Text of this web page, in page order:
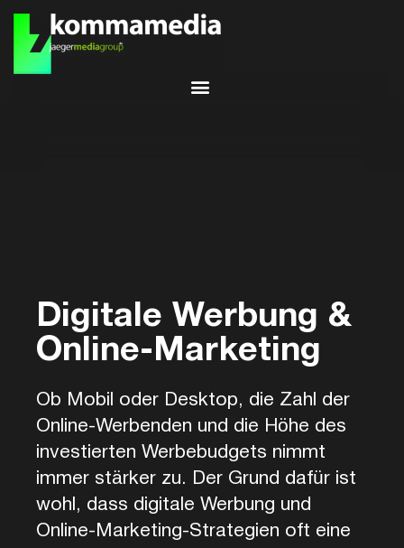
Digitale Werbung &
Online-Marketing
Ob Mobil oder Desktop, die Zahl der
Online-Werbenden und die Höhe des
investierten Werbebudgets nimmt
immer stärker zu. Der Grund dafür ist
wohl, dass digitale Werbung und
Online-Marketing-Strategien oft eine